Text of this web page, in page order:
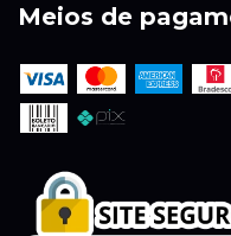
Meios de